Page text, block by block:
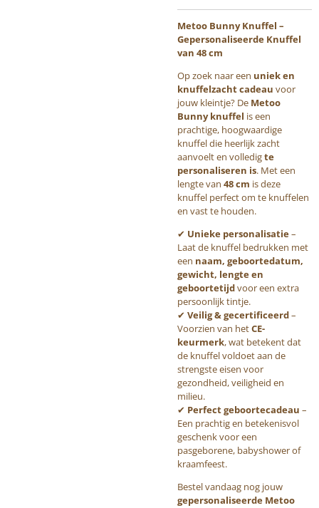
Metoo Bunny Knuffel –
Gepersonaliseerde Knuffel
van 48 cm
Op zoek naar een uniek en
knuffelzacht cadeau voor
jouw kleintje? De Metoo
Bunny knuffel is een
prachtige, hoogwaardige
knuffel die heerlijk zacht
aanvoelt en volledigte
personaliseren is. Met een
lengte van 48 cm is deze
knuffel perfect om te knuffelen
en vast te houden.
✔ Unieke personalisatie–
Laat de knuffel bedrukken met
een naam, geboortedatum,
gewicht, lengte en
geboortetijdvoor een extra
persoonlijk tintje.
✔ Veilig & gecertificeerd–
Voorzien van hetCE-
keurmerk, wat betekent dat
de knuffel voldoet aan de
strengste eisen voor
gezondheid, veiligheid en
milieu.
✔ Perfect geboortecadeau –
Een prachtig en betekenisvol
geschenk voor een
pasgeborene, babyshower of
kraamfeest.
Bestel vandaag nog jouw
gepersonaliseerde Metoo